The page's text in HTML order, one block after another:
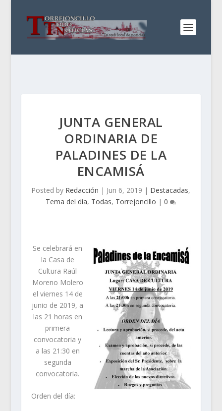
JUNTA GENERAL
ORDINARIA DE
PALADINES DE LA
ENCAMISÁ
Posted by Redacción | Jun 6, 2019 | Destacadas,
Tema del día, Todas, Torrejoncillo |0
Se celebrará en
la Casa de
Cultura Raúl
Moreno Molero
el viernes 14 de
junio de 2019, a
las 21 horas en
primera
convocatoria y
a las 21:30 en
segunda
convocatoria.
Orden del día: